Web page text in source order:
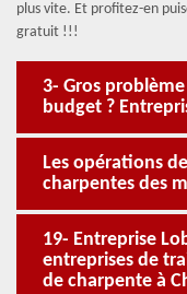
plus vite. Et profitez-en
gratuit !!!
3- Gros
budget ?
Les opérations
charpentes des
19- Entreprise
entreprises de
de charpente à